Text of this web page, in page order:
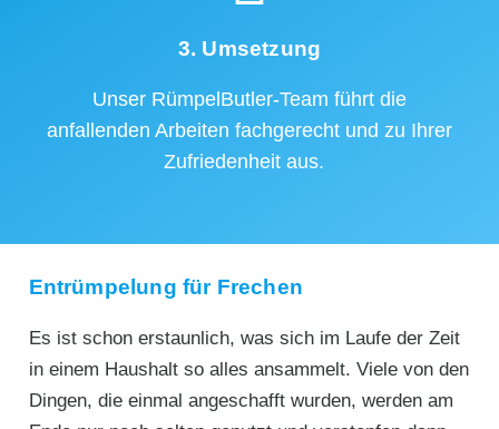
3. Umsetzung
Unser RümpelButler-Team führt die
anfallenden Arbeiten fachgerecht und zu Ihrer
Zufriedenheit aus.
Entrümpelung für Frechen
Es ist schon erstaunlich, was sich im Laufe der Zeit
in einem Haushalt so alles ansammelt. Viele von den
Dingen, die einmal angeschafft wurden, werden am